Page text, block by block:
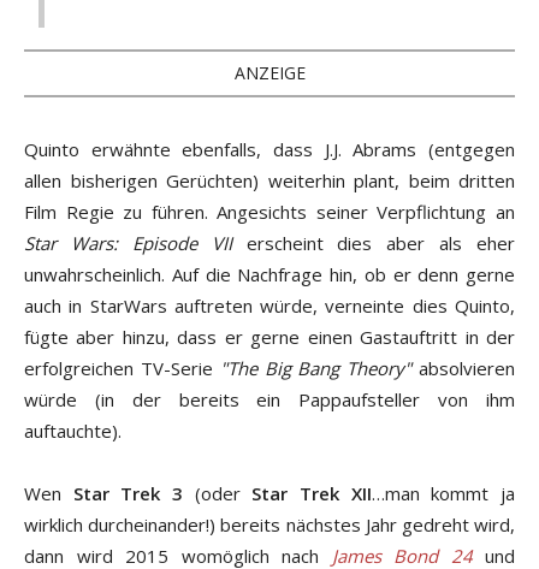
ANZEIGE
Quinto erwähnte ebenfalls, dass J.J. Abrams (entgegen
allen bisherigen Gerüchten) weiterhin plant, beim dritten
Film Regie zu führen. Angesichts seiner Verpflichtung an
Star Wars: Episode VIIerscheint dies aber als eher
unwahrscheinlich. Auf die Nachfrage hin, ob er denn gerne
auch in StarWars auftreten würde, verneinte dies Quinto,
fügte aber hinzu, dass er gerne einen Gastauftritt in der
erfolgreichen TV-Serie "The Big Bang Theory"absolvieren
würde (in der bereits ein Pappaufsteller von ihm
auftauchte).
Wen Star Trek 3 (oder Star Trek XII…man kommt ja
wirklich durcheinander!) bereits nächstes Jahr gedreht wird,
dann wird 2015 womöglich nach James Bond 24und